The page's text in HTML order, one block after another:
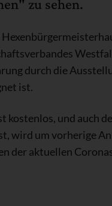
zu sehen.
durch die
ist.
kostenlos, und auch
wird um vorherige
der aktuellen